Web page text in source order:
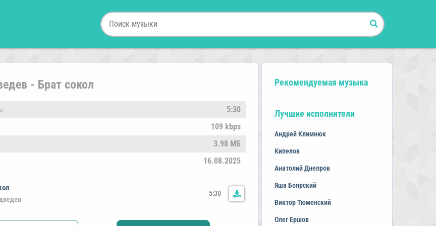
- Брат сокол
5:30
109 kbps
3.98 МБ
16.08.2025
5:30
Рекомендуемая музыка
Лучшие исполнители
Андрей Климнюк
Кипелов
Анатолий Днепров
Яша Боярский
Виктор Тюменский
Олег Ершов